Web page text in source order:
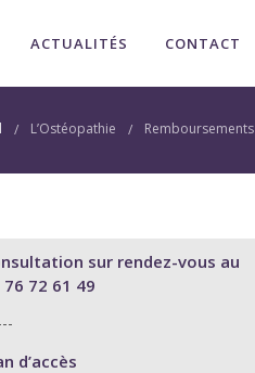
ACTUALITÉS CONTACT
L’Ostéopathie Remboursements
sur rendez-vous au
76 72 61 49
d’accès